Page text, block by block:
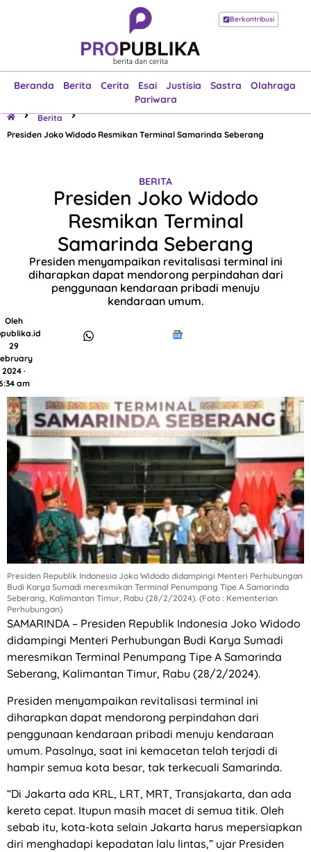
Berkontribusi
Beranda Berita Cerita Esai Justisia Sastra
Olahraga
Pariwara
Beranda
Esai
Justisia
Sastra
Olahraga
Pariwara
Berita
Presiden Joko Widodo Resmikan Terminal Samarinda Seberang
BERITA
Presiden Joko Widodo
Resmikan Terminal
Samarinda Seberang
Presiden menyampaikan revitalisasi terminal ini
diharapkan dapat mendorong perpindahan dari
penggunaan kendaraan pribadi menuju
kendaraan umum.
Oleh
29
2024 ·
am
Presiden Republik Indonesia Joko Widodo didampingi Menteri Perhubungan
Budi Karya Sumadi meresmikan Terminal Penumpang Tipe A Samarinda
Seberang, Kalimantan Timur, Rabu (28/2/2024). (Foto : Kementerian
Perhubungan)
SAMARINDA – Presiden Republik Indonesia Joko Widodo
didampingi Menteri Perhubungan Budi Karya Sumadi
meresmikan Terminal Penumpang Tipe A Samarinda
Seberang, Kalimantan Timur, Rabu (28/2/2024).
Presiden menyampaikan revitalisasi terminal ini
diharapkan dapat mendorong perpindahan dari
penggunaan kendaraan pribadi menuju kendaraan
umum. Pasalnya, saat ini kemacetan telah terjadi di
hampir semua kota besar, tak terkecuali Samarinda.
“Di Jakarta ada KRL, LRT, MRT, Transjakarta, dan ada
kereta cepat. Itupun masih macet di semua titik. Oleh
sebab itu, kota-kota selain Jakarta harus mepersiapkan
diri menghadapi kepadatan lalu lintas,” ujar Presiden